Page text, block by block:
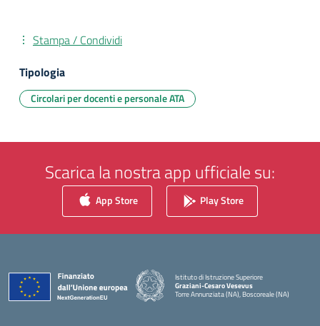
Stampa / Condividi
Tipologia
Circolari per docenti e personale ATA
Scarica la nostra app ufficiale su:
App Store Play Store
Istituto di Istruzione Superiore
Graziani-Cesaro Vesevus
Torre Annunziata (NA), Boscoreale (NA)